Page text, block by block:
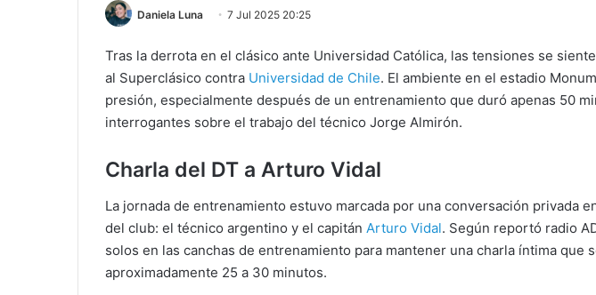
Daniela Luna 7 Jul 2025 20:25
Tras la derrota en el clásico ante Universidad Católica, las tensiones se
al Superclásico contra Universidad de Chile. El ambiente en el estadio
presión, especialmente después de un entrenamiento que duró apenas 50
interrogantes sobre el trabajo del técnico Jorge Almirón.
Charla del DT a Arturo Vidal
La jornada de entrenamiento estuvo marcada por una conversación privada
del club: el técnico argentino y el capitán Arturo Vidal. Según reportó radio
solos en las canchas de entrenamiento para mantener una charla íntima que
aproximadamente 25 a 30 minutos.